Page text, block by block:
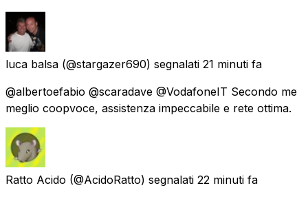
luca balsa (@stargazer690) segnalati 21 minuti fa
@albertoefabio @scaradave @VodafoneIT Secondo me
meglio coopvoce, assistenza impeccabile e rete ottima.
Ratto Acido (@AcidoRatto) segnalati 22 minuti fa